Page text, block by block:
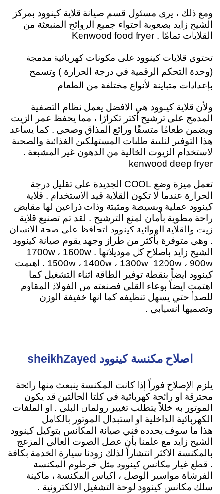
ومع ذلك ، يرى مسئول قسم صيانة قلاية كينوود بمركز
الشيخ زايد بصعوبة احتواء جميع الروائح المنبعثة من
القلايات تمامًا . Kenwood food fryer
تحتوي قلايات كينوود على مكونات كهربائية مدمجة
(وحدة التحكم الرقمية في درجة الحرارة ) وتسمح
بإعدادات متباينة لأنواع مختلفة من الطعام
ولأن قلاية كينوود هي الافضل يعمل نظام التصفية
المدمج على ترشيح أكثر تكرارًا ، مما يحفظ عمر الزيت
ويضمن طعامًا متسقًا ورائع المذاق وصحي . كما يساعد
هذا التوفير لتلبية طلبات المستهلكين الغذائية والصحية
لاستخدام الزيوت الخالية من الدهون غير المشبعة .
kenwood deep fryer
تعمل ميزة وضع COOL الجديدة على تقليل درجة
الحرارة عندما لا تكون القلاية قيد الاستخدام . قلاية
كينوود عملية وبسيطة ومثبتة وذات ذراعين لها مقابض
راحة مطوية بأمان لمنع الترشيح . لقد تم تصنيع قلاية
زيت والقلاية الهوائية كينوود لتحافظ على صحة الانسان
. وهي متوفرة بأكثر من طراز وجهد يقوم صيانة كينوود
الشيخ زايد باصلاح كل موديلاتها 1700w ، 1600w .
1500w ، 1400w ، 1300w 1200w ، 900w . اهتمت
كينوود ايضاً بنقطة توفير الطاقة اثناء التشغيل كما
اهتمت ايضاً بوعاء القلي فصنعته من الفولاذ المقاوم
للصدأ حتي يسهل تنظيفه كما انها خفيفة الوزن
وتصميها انسيابي .
اصلاح مكنسة كينوود sheikhZayed
يلزم الإصلاح فوراً إذا كانت المكنسة ينبعث منها رائحة
محترقة او رائحة كهربائية في كلتا الحالتين قد يكون
الموتور به خللاً يتطلب تغيير رولمان البلي . او الملفات
الكهربائية الداخلية او استبدال الموتور بالكامل
هذا ما سوف يحدده فني صيانة المكانس بتوكيل كينوود
الشيخ زايد مع علمنا بأن عطل الصوت العالي المزعج
بالمكنسة الاكثر انتشاراً لذلك زودنا سيارة الخدمة بكافة
. قطع غيار مكانس كينوود مثل خرطوم المكنسة
الفرشاة مواسير الوصل ، اكياس المكنسة ، ماكينة
سلك مكانس كينوود لوحة التشغيل الالكترونية .